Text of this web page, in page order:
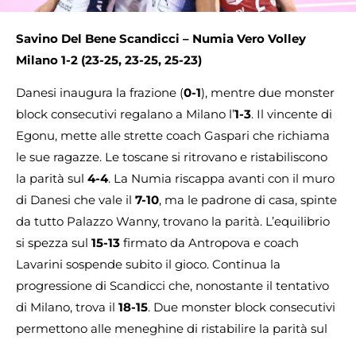
Savino Del Bene Scandicci – Numia Vero Volley
Milano 1-2 (23-25, 23-25, 25-23)
Danesi inaugura la frazione (0-1), mentre due monster
block consecutivi regalano a Milano l’1-3. Il vincente di
Egonu, mette alle strette coach Gaspari che richiama
le sue ragazze. Le toscane si ritrovano e ristabiliscono
la parità sul 4-4. La Numia riscappa avanti con il muro
di Danesi che vale il 7-10, ma le padrone di casa, spinte
da tutto Palazzo Wanny, trovano la parità. L’equilibrio
si spezza sul 15-13 firmato da Antropova e coach
Lavarini sospende subito il gioco. Continua la
progressione di Scandicci che, nonostante il tentativo
di Milano, trova il 18-15. Due monster block consecutivi
permettono alle meneghine di ristabilire la parità sul